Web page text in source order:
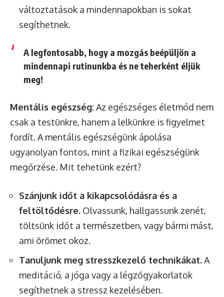
változtatások a mindennapokban is sokat
segíthetnek.
A legfontosabb, hogy a mozgás beépüljön a
mindennapi rutinunkba és ne teherként éljük
meg!
Mentális egészség:Az egészséges életmód nem
csak a testünkre, hanem a lelkünkre is figyelmet
fordít. A mentális egészségünk ápolása
ugyanolyan fontos, mint a fizikai egészségünk
megőrzése. Mit tehetünk ezért?
Szánjunk időt a kikapcsolódásra és a
feltöltődésre. Olvassunk, hallgassunk zenét,
töltsünk időt a természetben, vagy bármi mást,
ami örömet okoz.
Tanuljunk meg stresszkezelő technikákat.A
meditáció, a jóga vagy a légzőgyakorlatok
segíthetnek a stressz kezelésében.